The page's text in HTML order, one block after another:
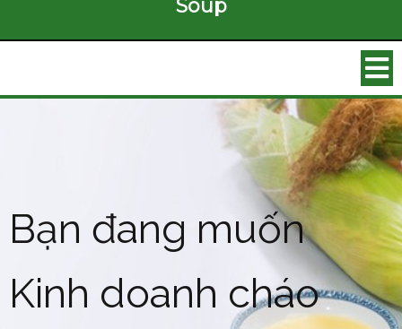
Soup
Bạn đang muốn
Kinh doanh cháo